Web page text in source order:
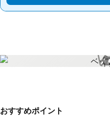
1
おすすめポイント